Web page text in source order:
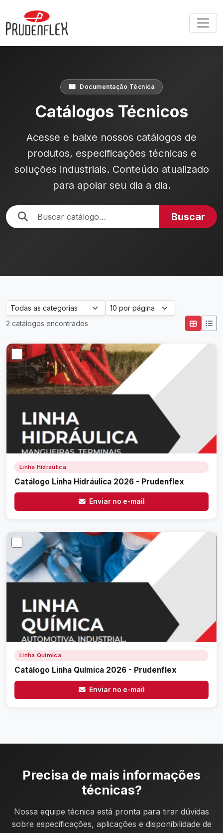
Documentação Técnica
Catálogos Técnicos
Acesse e baixe nossos catálogos de
produtos, especificações técnicas e
soluções industriais. Conteúdo atualizado
para apoiar seu dia a dia.
Buscar
2 catálogos encontrados
Linha Hidráulica
Catálogo Linha Hidráulica 2026 - Prudenflex
Enviar no e-mail
Linha Química
Catálogo Linha Química 2026 - Prudenflex
Enviar no e-mail
Precisa de mais informações
técnicas?
Nossa equipe técnica está pronta para tirar dúvidas
sobre especificações, aplicações e disponibilidade de